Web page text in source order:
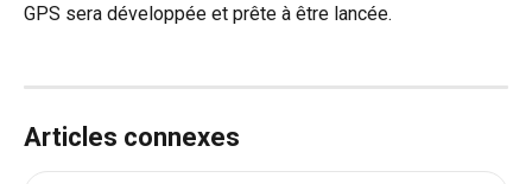
GPS sera développée et prête à être lancée.
Articles connexes